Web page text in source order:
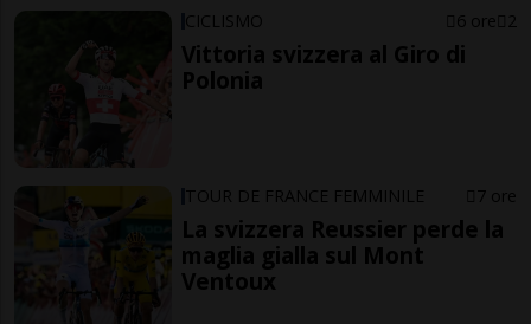
CICLISMO 6 ore 2
Vittoria svizzera al Giro di
Polonia
TOUR DE FRANCE FEMMINILE 7 ore
La svizzera Reussier perde la
maglia gialla sul Mont
Ventoux